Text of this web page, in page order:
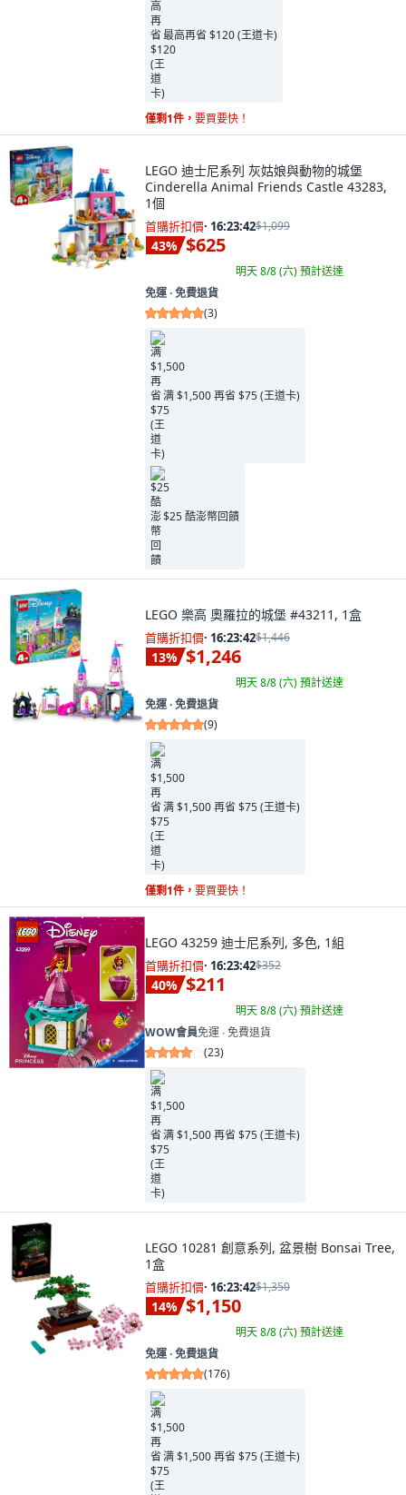
最高再省 $120 (王道卡)
僅剩1件， 要買要快！
LEGO 迪士尼系列 灰姑娘與動物的城堡
Cinderella Animal Friends Castle 43283,
1個
首購折扣價· 16:23:41$1,099
43% $625
明天 8/8 (六)預計送達
免運 ∙ 免費退貨
(3)
满 $1,500 再省 $75 (王道卡)
$25 酷澎幣回饋
LEGO 樂高 奧羅拉的城堡 #43211, 1盒
首購折扣價· 16:23:41$1,446
13% $1,246
明天 8/8 (六)預計送達
免運 ∙ 免費退貨
(9)
满 $1,500 再省 $75 (王道卡)
僅剩1件， 要買要快！
LEGO 43259 迪士尼系列, 多色, 1組
首購折扣價· 16:23:41$352
40% $211
明天 8/8 (六)預計送達
WOW會員免運 ∙ 免費退貨
(23)
满 $1,500 再省 $75 (王道卡)
LEGO 10281 創意系列, 盆景樹 Bonsai Tree,
1盒
首購折扣價· 16:23:41$1,350
14% $1,150
明天 8/8 (六)預計送達
免運 ∙ 免費退貨
(176)
满 $1,500 再省 $75 (王道卡)